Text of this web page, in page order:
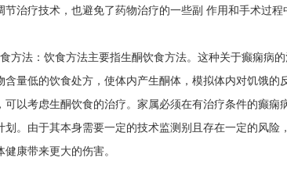
节治疗技术，也避免了药物治疗的一些副 作用和手术过程
方法：饮食方法主要指生酮饮食方法。这种关于癫痫病
含量低的饮食处方，使体内产生酮体，模拟体内对饥饿
可以考虑生酮饮食的治疗。家属必须在有治疗条件的癫
划。由于其本身需要一定的技术监测别且存在一定的风
健康带来更大的伤害。